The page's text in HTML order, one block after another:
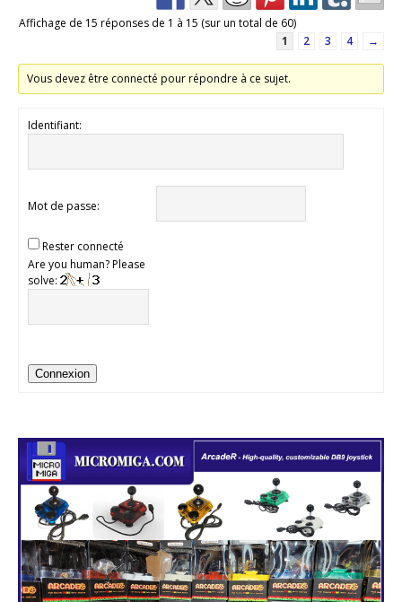
Affichage de 15 réponses de 1 à 15 (sur un total de 60)
1
2 3 4 →
Vous devez être connecté pour répondre à ce sujet.
Identifiant:
Mot de passe:
Rester connecté
Are you human? Please
solve:
Connexion